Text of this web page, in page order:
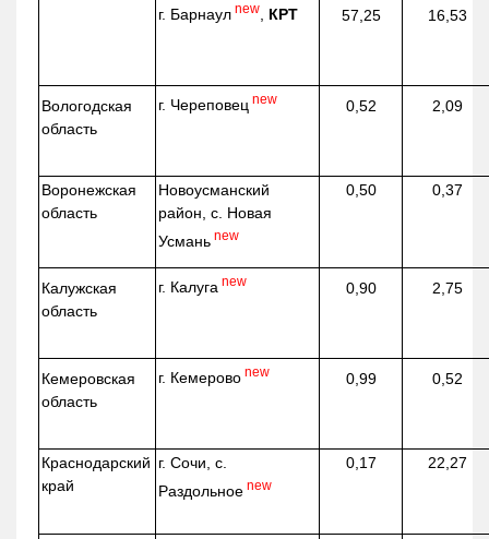
г. Барнаул new КРТ 57,25 16,53
Вологодская
область
г. Череповец new 0,52 2,09
Воронежская
область
Новоусманский
район, с. Новая
Усмань new
0,50 0,37
Калужская
область
г. Калуга new 0,90 2,75
Кемеровская
область
г. Кемерово new 0,99 0,52
Краснодарский
край
г. Сочи, с.
Раздольное new
0,17 22,27